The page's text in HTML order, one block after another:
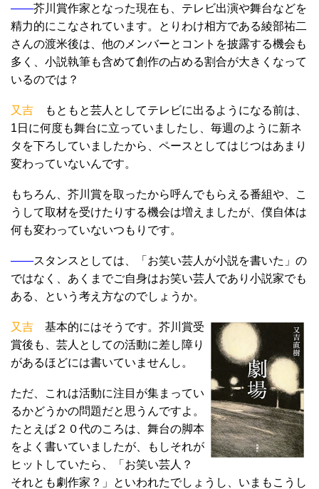
――芥川賞作家となった現在も、テレビ出演や舞台などを
精力的にこなされています。とりわけ相方である綾部祐二
さんの渡米後は、他のメンバーとコントを披露する機会も
多く、小説執筆も含めて創作の占める割合が大きくなって
いるのでは？
又吉 もともと芸人としてテレビに出るようになる前は、
1日に何度も舞台に立っていましたし、毎週のように新ネ
タを下ろしていましたから、ペースとしてはじつはあまり
変わっていないんです。
もちろん、芥川賞を取ったから呼んでもらえる番組や、こ
うして取材を受けたりする機会は増えましたが、僕自体は
何も変わっていないつもりです。
――スタンスとしては、「お笑い芸人が小説を書いた」の
ではなく、あくまでご自身はお笑い芸人であり小説家でも
ある、という考え方なのでしょうか。
又吉
基本的にはそうです。芥川賞受
賞後も、芸人としての活動に差し障り
があるほどには書いていませんし。
ただ、これは活動に注目が集まってい
るかどうかの問題だと思うんですよ。
たとえば２０代のころは、舞台の脚本
をよく書いていましたが、もしそれが
ヒットしていたら、「お笑い芸人？
それとも劇作家？」といわれたでしょうし、いまもこうし